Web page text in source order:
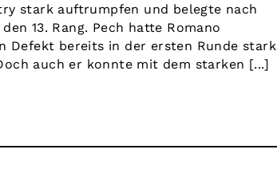
stark auftrumpfen und belegte nach
13. Rang. Pech hatte Romano
Defekt bereits in der ersten Runde stark
auch er konnte mit dem starken [...]